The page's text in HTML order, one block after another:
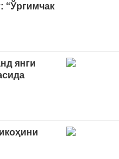
“Ўргимчак
янги